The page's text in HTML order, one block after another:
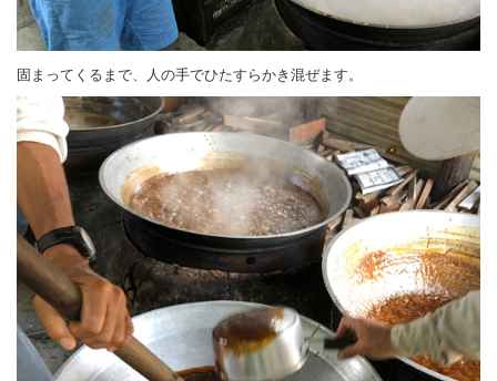
固まってくるまで、人の手でひたすらかき混ぜます。